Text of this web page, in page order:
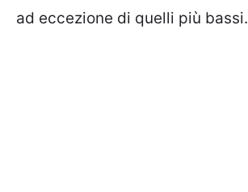
ad eccezione di quelli più bassi.